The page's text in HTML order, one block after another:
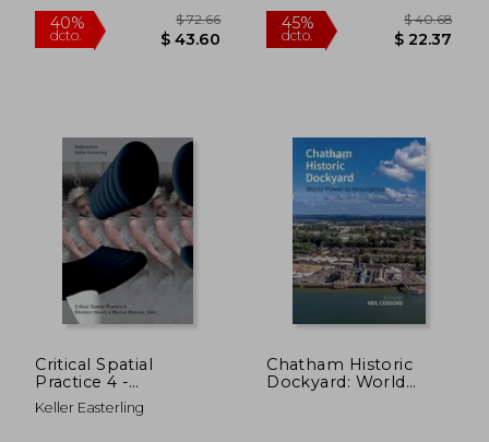
45% $ 115.00 45%
Critical Spatial
Practice 4 -
Subtraction (en
Inglés)
Keller Easterling
Chatham Historic
Dockyard: World